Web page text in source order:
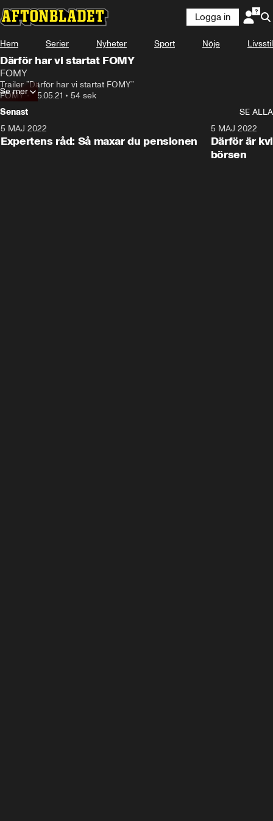
Logga in
Hem Serier Nyheter Sport Nöje Livsstil
Därför har vi startat FOMY
FOMY
Trailer ”Därför har vi startat FOMY”
FOMY•25.05.21 • 54 sek
Se mer
Senast
SE ALLA
5 MAJ 2022
Expertens råd: Så maxar du pensionen
5 MAJ 2022
Därför är
börsen